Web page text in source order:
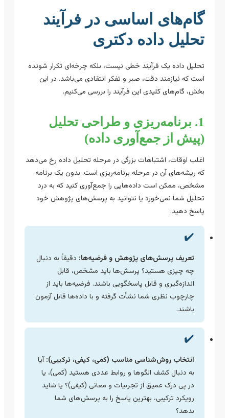
گام‌های اساسی در فرآیند
تحلیل داده دکتری
تحلیل داده یک فرآیند خطی نیست، بلکه چرخه‌ای تکرار شونده
است که نیازمند دقت، صبر و تفکر انتقادی می‌باشد. در این
بخش، گام‌های کلیدی این فرآیند را بررسی می‌کنیم.
1. برنامه‌ریزی و طراحی تحلیل
(پیش از جمع‌آوری داده)
اغلب اوقات، اشتباهات بزرگی در مرحله تحلیل داده رخ می‌دهد
که ریشه‌های آن در مرحله برنامه‌ریزی است. بدون یک برنامه
مشخص، ممکن است داده‌هایی را جمع‌آوری کنید که به درد
تحلیل شما نمی‌خورد یا نتوانید به پرسش‌های پژوهش خود
پاسخ دهید.
✔️
تعریف پرسش‌های پژوهش و فرضیه‌ها:دقیقاً به دنبال
چه چیزی هستید؟ پرسش‌ها باید مشخص، قابل
اندازه‌گیری و قابل پاسخگویی باشند. فرضیه‌ها باید از
چارچوب نظری شما نشأت گرفته و با داده‌ها قابل آزمون
باشند.
✔️
انتخاب روش‌شناسی مناسب (کمی، کیفی، ترکیبی):آیا
به دنبال کشف الگوها و روابط عددی هستید (کمی)، یا
در پی درک عمیق از تجربیات و معانی (کیفی)؟ یا شاید
رویکرد ترکیبی، بهترین پاسخ را به پرسش‌های شما
بدهد؟